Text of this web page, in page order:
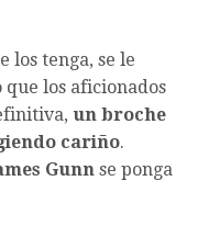
los tenga, se le
los aficionados
un broche
cariño.
Gunn se ponga